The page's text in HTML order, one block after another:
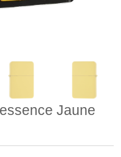
Jaune